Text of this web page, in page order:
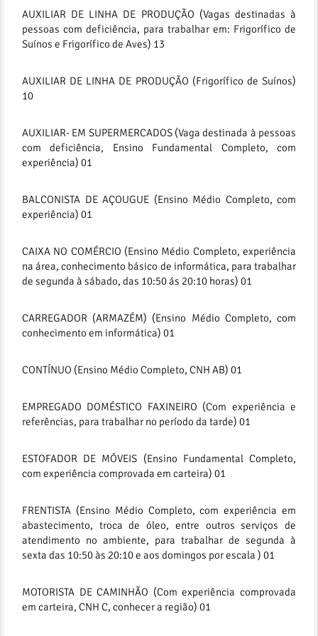
AUXILIAR DE LINHA DE PRODUÇÃO (Vagas destinadas à
pessoas com deficiência, para trabalhar em: Frigorífico de
Suínos e Frigorífico de Aves) 13
AUXILIAR DE LINHA DE PRODUÇÃO (Frigorífico de Suínos)
10
AUXILIAR- EM SUPERMERCADOS (Vaga destinada à pessoas
com deficiência, Ensino Fundamental Completo, com
experiência) 01
BALCONISTA DE AÇOUGUE (Ensino Médio Completo, com
experiência) 01
CAIXA NO COMÉRCIO (Ensino Médio Completo, experiência
na área, conhecimento básico de informática, para trabalhar
de segunda à sábado, das 10:50 ás 20:10 horas) 01
CARREGADOR (ARMAZÉM) (Ensino Médio Completo, com
conhecimento em informática) 01
CONTÍNUO (Ensino Médio Completo, CNH AB) 01
EMPREGADO DOMÉSTICO FAXINEIRO (Com experiência e
referências, para trabalhar no período da tarde) 01
ESTOFADOR DE MÓVEIS (Ensino Fundamental Completo,
com experiência comprovada em carteira) 01
FRENTISTA (Ensino Médio Completo, com experiência em
abastecimento, troca de óleo, entre outros serviços de
atendimento no ambiente, para trabalhar de segunda à
sexta das 10:50 às 20:10 e aos domingos por escala ) 01
MOTORISTA DE CAMINHÃO (Com experiência comprovada
em carteira, CNH C, conhecer a região) 01